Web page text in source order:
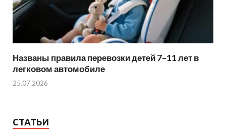
Названы правила перевозки детей 7–11 лет в
легковом автомобиле
25.07.2026
СТАТЬИ